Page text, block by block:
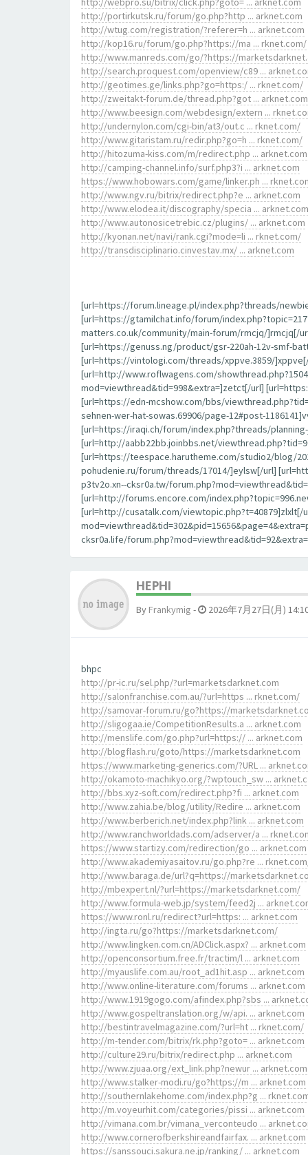
http://portirkutsk.ru/forum/go.php?http ... arknet.com
http://wtug.com/registration/?referer=h ... arknet.com
http://kop16.ru/forum/go.php?https://ma ... rknet.com/
http://www.manreds.com/go/?https://
http://search.proquest.com/openview/c89 ...
http://geotimes.ge/links.php?go=https:/ ... rknet.com/
http://zweitakt-forum.de/thread.php?got ... arknet.com
http://www.beesign.com/webdesign/extern ...
http://undernylon.com/cgi-bin/at3/out.c ... rknet.com/
http://www.gitaristam.ru/redir.php?go=h ... rknet.com/
http://hitozuma-kiss.com/m/redirect.php ... arknet.com
http://camping-channel.info/surf.php3?i ... arknet.com
https://www.hobowars.com/game/linker.ph ...
http://www.ngv.ru/bitrix/redirect.php?e ... arknet.com
http://www.elodea.it/discography/specia ... arknet.com
http://www.autonosicetrebic.cz/plugins/ ... arknet.com
http://kyonan.net/navi/rank.cgi?mode=li ... rknet.com/
http://transdisciplinario.cinvestav.mx/ ... arknet.com
[url=https://forum.lineage.pl/index.php?threads/
[url=https://gtamilchat.info/forum/
matters.co.uk/community/main-forum/rmcjq/]rmcjq[/
[url=https://genuss.ng/product/gsr-220ah-12v-smf-
[url=https://vintologi.com/threads/xppve.3859/
[url=http://www.roflwagens.com/
mod=viewthread&tid=998&extra=]zetct[/url]
[url=https://edn-mcshow.com/bbs/
sehnen-wer-hat-sowas.69906/page-12#post-
[url=https://iraqi.ch/forum/index.php?threads/
[url=http://aabb22bb.joinbbs.net/
[url=https://teespace.harutheme.com/studio2/blog/
pohudenie.ru/forum/threads/17014/]eylsw[/url]
p3tv2o.xn--cksr0a.tw/
[url=http://forums.encore.com/
[url=http://cusatalk.com/
cksr0a.life/
HEPHI
By Frankymig - 2026年7月27日(月)
bhpc
http://pr-ic.ru/sel.php/?url=marketsdarknet.com
http://salonfranchise.com.au/?url=https ... rknet.com/
http://samovar-forum.ru/go?https://
http://sligogaa.ie/CompetitionResults.a ... arknet.com
http://menslife.com/go.php?url=https:// ... arknet.com
http://blogflash.ru/goto/https://marketsdarknet.com
https://www.marketing-generics.com/?URL ...
http://okamoto-machikyo.org/?wptouch_sw ...
http://bbs.xyz-soft.com/redirect.php?fi ... arknet.com
http://www.zahia.be/blog/utility/Redire ... arknet.com
http://www.berberich.net/index.php?link ... arknet.com
http://www.ranchworldads.com/adserver/a ...
https://www.startizy.com/redirection/go ... arknet.com
http://www.akademiyasaitov.ru/go.php?re ...
http://www.baraga.de/url?q=https://
http://mbexpert.nl/?url=https://marketsdarknet.com/
http://www.formula-web.jp/system/feed2j ...
https://www.ronl.ru/redirect?url=https: ... arknet.com
http://ingta.ru/go?https://marketsdarknet.com/
http://www.lingken.com.cn/ADClick.aspx? ... arknet.com
http://openconsortium.free.fr/tractim/l ... arknet.com
http://myauslife.com.au/root_ad1hit.asp ... arknet.com
http://www.online-literature.com/forums ... arknet.com
http://www.1919gogo.com/afindex.php?sbs ...
http://www.gospeltranslation.org/w/api. ... arknet.com
http://bestintravelmagazine.com/?url=ht ... rknet.com/
http://m-tender.com/bitrix/rk.php?goto= ... arknet.com
http://culture29.ru/bitrix/redirect.php ... arknet.com
http://www.zjuaa.org/ext_link.php?newur ... arknet.com
http://www.stalker-modi.ru/go?https://m ... arknet.com
http://southernlakehome.com/index.php?g ...
http://m.voyeurhit.com/categories/pissi ... arknet.com
http://vimana.com.br/vimana_verconteudo ...
http://www.cornerofberkshireandfairfax. ... arknet.com
https://sanssouci.sakura.ne.jp/ranking/ ... arknet.com